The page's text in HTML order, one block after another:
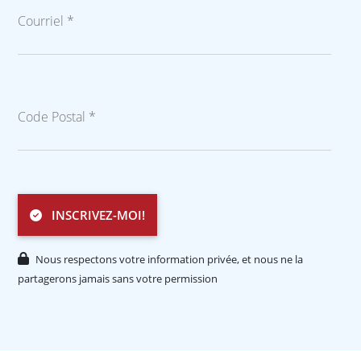
Courriel *
Code Postal *
INSCRIVEZ-MOI!
Nous respectons votre information privée, et nous ne la
partagerons jamais sans votre permission